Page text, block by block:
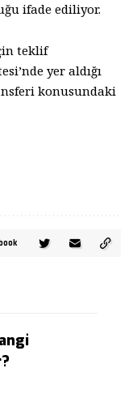
ifade ediliyor.
teklif
yer aldığı
konusundaki